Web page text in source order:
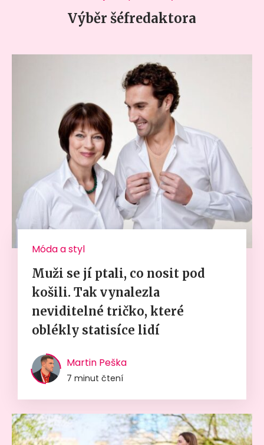
Výběr šéfredaktora
Móda a styl
Muži se jí ptali, co nosit pod
košili. Tak vynalezla
neviditelné tričko, které
oblékly statisíce lidí
Martin Peška
7 minut čtení